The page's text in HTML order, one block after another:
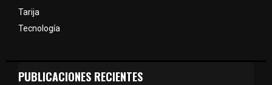
Tarija
Tecnología
PUBLICACIONES RECIENTES